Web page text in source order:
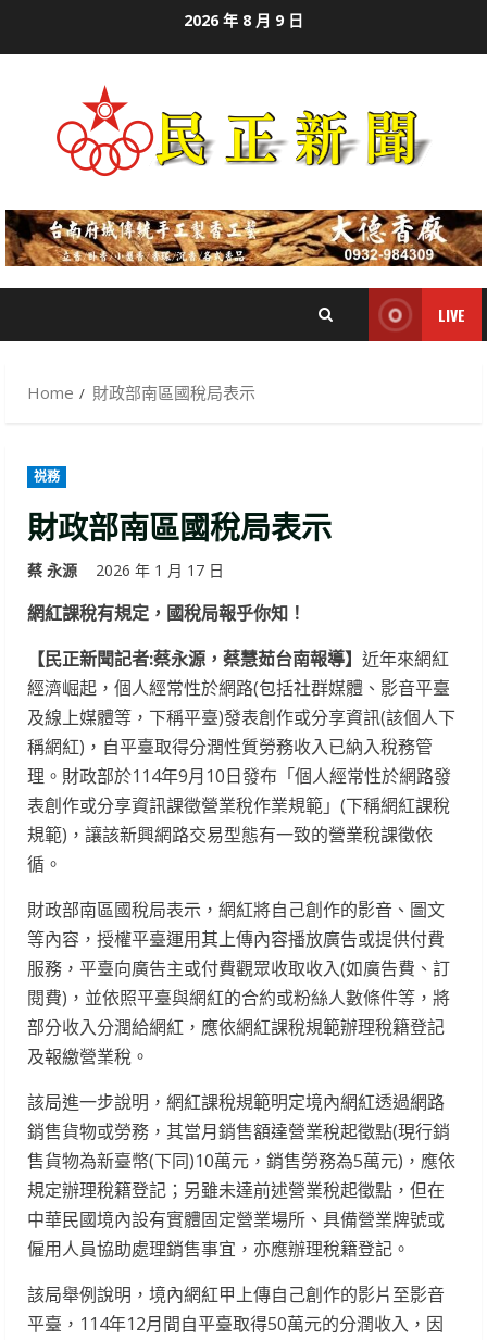
2026 年 8 月 9 日
LIVE
Home 財政部南區國稅局表示
祱務
財政部南區國稅局表示
蔡 永源 2026 年 1 月 17 日
網紅課稅有規定，國稅局報乎你知！
【民正新聞記者:蔡永源，蔡慧茹台南報導】 近年來網紅
經濟崛起，個人經常性於網路(包括社群媒體、影音平臺
及線上媒體等，下稱平臺)發表創作或分享資訊(該個人下
稱網紅)，自平臺取得分潤性質勞務收入已納入稅務管
理。財政部於114年9月10日發布「個人經常性於網路發
表創作或分享資訊課徵營業稅作業規範」(下稱網紅課稅
規範)，讓該新興網路交易型態有一致的營業稅課徵依
循。
財政部南區國稅局表示，網紅將自己創作的影音、圖文
等內容，授權平臺運用其上傳內容播放廣告或提供付費
服務，平臺向廣告主或付費觀眾收取收入(如廣告費、訂
閱費)，並依照平臺與網紅的合約或粉絲人數條件等，將
部分收入分潤給網紅，應依網紅課稅規範辦理稅籍登記
及報繳營業稅。
該局進一步說明，網紅課稅規範明定境內網紅透過網路
銷售貨物或勞務，其當月銷售額達營業稅起徵點(現行銷
售貨物為新臺幣(下同)10萬元，銷售勞務為5萬元)，應依
規定辦理稅籍登記；另雖未達前述營業稅起徵點，但在
中華民國境內設有實體固定營業場所、具備營業牌號或
僱用人員協助處理銷售事宜，亦應辦理稅籍登記。
該局舉例說明，境內網紅甲上傳自己創作的影片至影音
平臺，114年12月間自平臺取得50萬元的分潤收入，因